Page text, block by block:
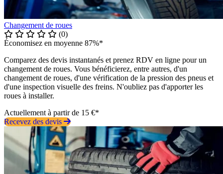
Changement de roues
(0)
Économisez en moyenne 87%*
Comparez des devis instantanés et prenez RDV en ligne pour un
changement de roues. Vous bénéficierez, entre autres, d'un
changement de roues, d'une vérification de la pression des pneus et
d'une inspection visuelle des freins. N'oubliez pas d'apporter les
roues à installer.
Actuellement à partir de 15 €*
Recevez des devis